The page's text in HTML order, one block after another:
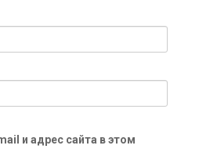
и адрес сайта в этом